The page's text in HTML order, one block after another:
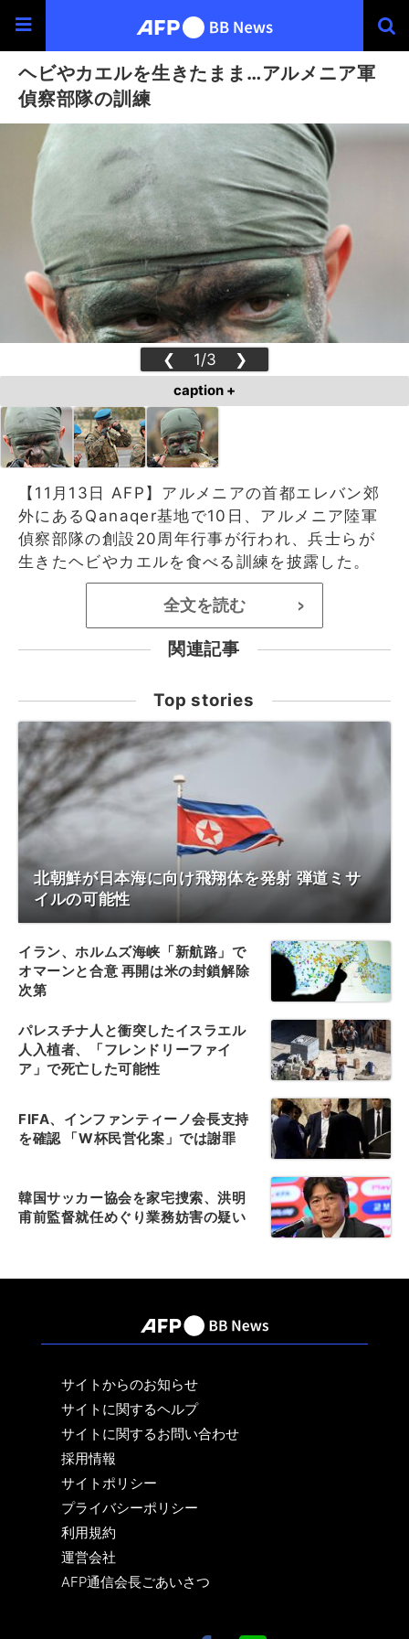
ヘビやカエルを生きたまま…アルメニア軍
偵察部隊の訓練
❮ 1/3 ❯
caption +
【11月13日 AFP】アルメニアの首都エレバン郊
外にあるQanaqer基地で10日、アルメニア陸軍
偵察部隊の創設20周年行事が行われ、兵士らが
生きたヘビやカエルを食べる訓練を披露した。
全文を読む >
関連記事
Top stories
北朝鮮が日本海に向け飛翔体を発射 弾道ミサ
イルの可能性
イラン、ホルムズ海峡「新航路」で
オマーンと合意 再開は米の封鎖解除
次第
パレスチナ人と衝突したイスラエル
人入植者、「フレンドリーファイ
ア」で死亡した可能性
FIFA、インファンティーノ会長支持
を確認 「W杯民営化案」では謝罪
韓国サッカー協会を家宅捜索、洪明
甫前監督就任めぐり業務妨害の疑い
サイトからのお知らせ
サイトに関するヘルプ
サイトに関するお問い合わせ
採用情報
サイトポリシー
プライバシーポリシー
利用規約
運営会社
AFP通信会長ごあいさつ